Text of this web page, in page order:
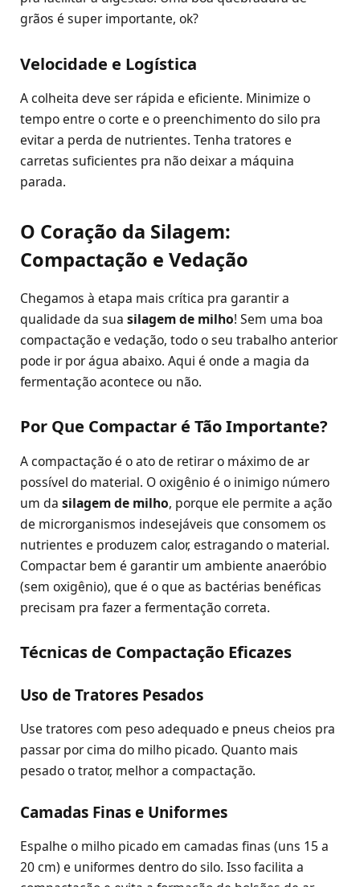
grãos é super importante, ok?
Velocidade e Logística
A colheita deve ser rápida e eficiente. Minimize o
tempo entre o corte e o preenchimento do silo pra
evitar a perda de nutrientes. Tenha tratores e
carretas suficientes pra não deixar a máquina
parada.
O Coração da Silagem:
Compactação e Vedação
Chegamos à etapa mais crítica pra garantir a
qualidade da sua silagem de milho! Sem uma boa
compactação e vedação, todo o seu trabalho anterior
pode ir por água abaixo. Aqui é onde a magia da
fermentação acontece ou não.
Por Que Compactar é Tão Importante?
A compactação é o ato de retirar o máximo de ar
possível do material. O oxigênio é o inimigo número
um da silagem de milho, porque ele permite a ação
de microrganismos indesejáveis que consomem os
nutrientes e produzem calor, estragando o material.
Compactar bem é garantir um ambiente anaeróbio
(sem oxigênio), que é o que as bactérias benéficas
precisam pra fazer a fermentação correta.
Técnicas de Compactação Eficazes
Uso de Tratores Pesados
Use tratores com peso adequado e pneus cheios pra
passar por cima do milho picado. Quanto mais
pesado o trator, melhor a compactação.
Camadas Finas e Uniformes
Espalhe o milho picado em camadas finas (uns 15 a
20 cm) e uniformes dentro do silo. Isso facilita a